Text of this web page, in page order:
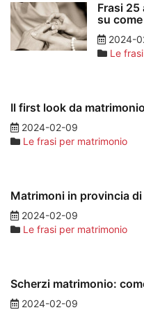
Frasi
su
2024-
Le
Il first look da matrimonio
2024-02-09
Le frasi per matrimonio
Matrimoni in provincia di
2024-02-09
Le frasi per matrimonio
Scherzi matrimonio:
2024-02-09